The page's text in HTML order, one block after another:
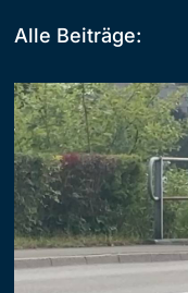
Alle Beiträge: